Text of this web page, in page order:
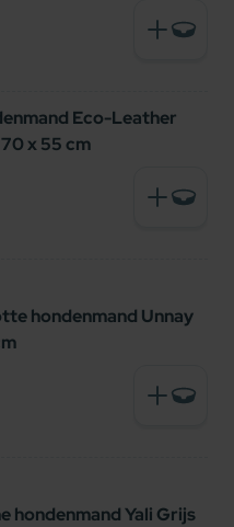
Eco-Leather
x 55 cm
hondenmand Unnay
hondenmand Yali Grijs